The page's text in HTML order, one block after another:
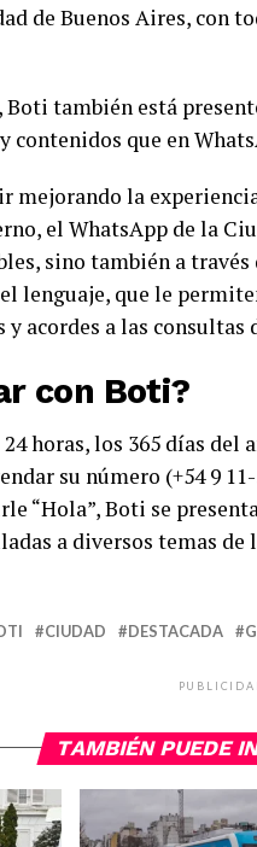
de Buenos Aires, con
también está
contenidos que en
mejorando la
el WhatsApp de la
sino también a
lenguaje, que le
y acordes a las consultas
con Boti?
horas, los 365 días del
su número (+54 9
“Hola”, Boti se
a diversos temas de
CIUDAD DESTACADA
TAMBIÉN PUEDE